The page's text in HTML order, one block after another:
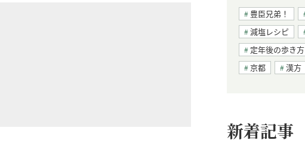
豊臣兄弟！
減塩レシピ
定年後の歩き方
京都
漢方
新着記事